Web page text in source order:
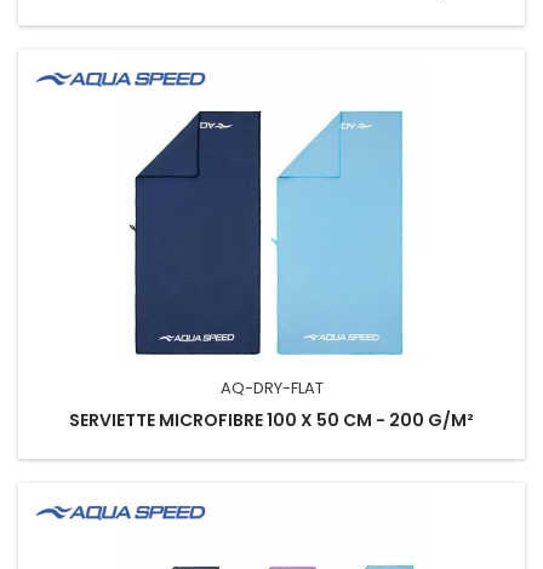
AQ-DRY-FLAT
SERVIETTE MICROFIBRE 100 X 50 CM - 200 G/M²